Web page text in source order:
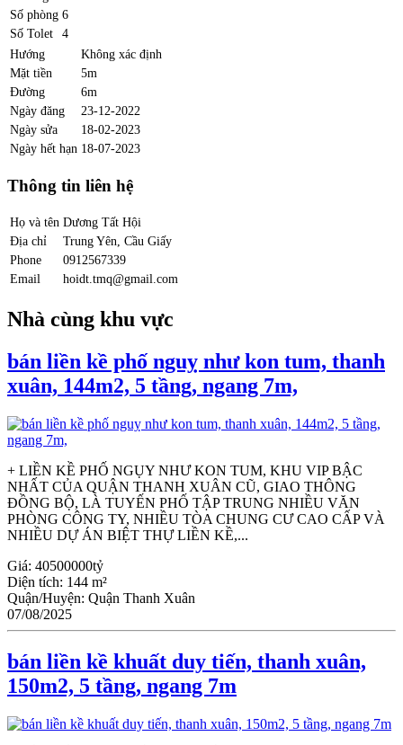
Số phòng 6
Số Tolet
4
Hướng
Không xác định
Mặt tiền
5m
Đường
6m
Ngày đăng
23-12-2022
Ngày sửa
18-02-2023
Ngày hết hạn 18-07-2023
Thông tin liên hệ
Họ và tên Dương Tất Hội
Địa chỉ
Trung Yên, Cầu Giấy
Phone
0912567339
Email
hoidt.tmq@gmail.com
Nhà cùng khu vực
bán liền kề phố nguỵ như kon tum, thanh
xuân, 144m2, 5 tầng, ngang 7m,
+ LIỀN KỀ PHỐ NGỤY NHƯ KON TUM, KHU VIP BẬC
NHẤT CỦA QUẬN THANH XUÂN CŨ, GIAO THÔNG
ĐỒNG BỘ, LÀ TUYẾN PHỐ TẬP TRUNG NHIỀU VĂN
PHÒNG CÔNG TY, NHIỀU TÒA CHUNG CƯ CAO CẤP VÀ
NHIỀU DỰ ÁN BIỆT THỰ LIỀN KỀ,...
Giá: 40500000tỷ
Diện tích: 144 m²
Quận/Huyện: Quận Thanh Xuân
07/08/2025
bán liền kề khuất duy tiến, thanh xuân,
150m2, 5 tầng, ngang 7m